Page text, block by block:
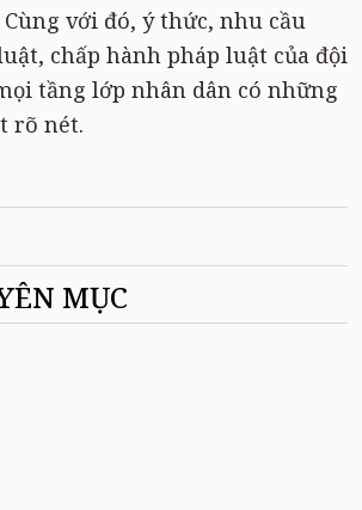
Cùng với đó, ý thức, nhu cầu
chấp hành pháp luật của đội
tầng lớp nhân dân có những
rõ nét.
MỤC